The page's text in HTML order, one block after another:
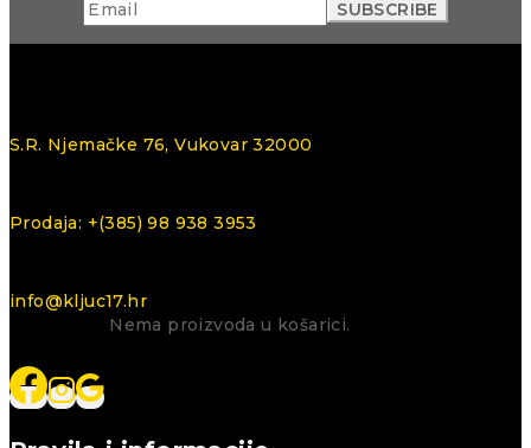
S.R. Njemačke 76, Vukovar 32000
Prodaja: +(385) 98 938 3953
info@kljuc17.hr
Nema proizvoda u košarici.